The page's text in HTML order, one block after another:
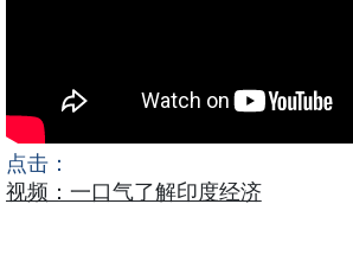
点击：
视频：一口气了解印度经济